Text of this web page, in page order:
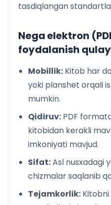
tasdiqlangan
Nega elektron
foydalanish
Mobillik: Kitob har
yoki planshet orqali
mumkin.
Qidiruv: PDF
kitobidan kerakli
imkoniyati mavjud.
Sifat:Asl nusxadagi
chizmalar saqlanib
Tejamkorlik: